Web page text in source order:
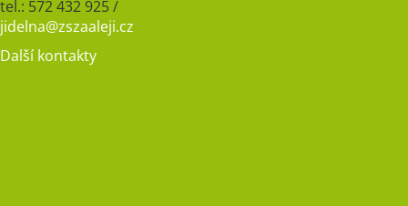
tel.: 572 432 925 /
jidelna@zszaaleji.cz
Další kontakty